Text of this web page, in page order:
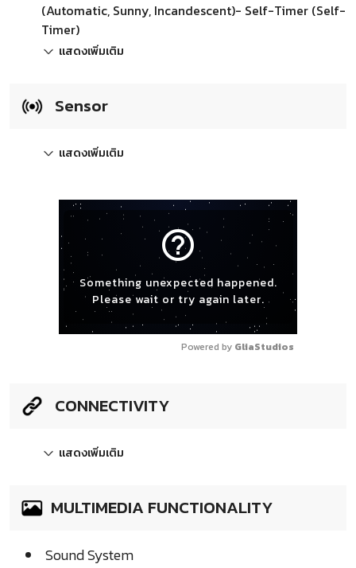
(Automatic, Sunny, Incandescent)- Self-Timer (Self-
Timer)
แสดงเพิ่มเติม
Sensor
แสดงเพิ่มเติม
help_outline
Something unexpected happened.
Please wait or try again later.
Powered by GliaStudios
CONNECTIVITY
แสดงเพิ่มเติม
MULTIMEDIA FUNCTIONALITY
Sound System